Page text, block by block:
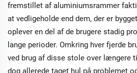
fremstillet af aluminiumsrammer
at vedligeholde end dem, der er
oplever en del af de brugere stadig
lange perioder. Omkring hver fjerde
ved brug af disse stole over længere
dog allerede taget hul på problemet